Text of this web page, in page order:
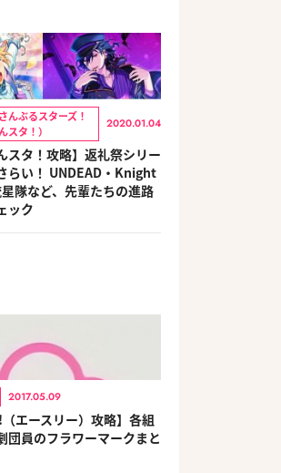
んぶるスターズ！
スタ！）
2020.01.04
スタ！攻略】返礼祭シリー
らい！ UNDEAD・Knight
隊など、先輩たちの進路
ック
2017.05.09
（エースリー）攻略】各組
団員のフラワーマークまと